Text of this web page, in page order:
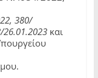
380/
και